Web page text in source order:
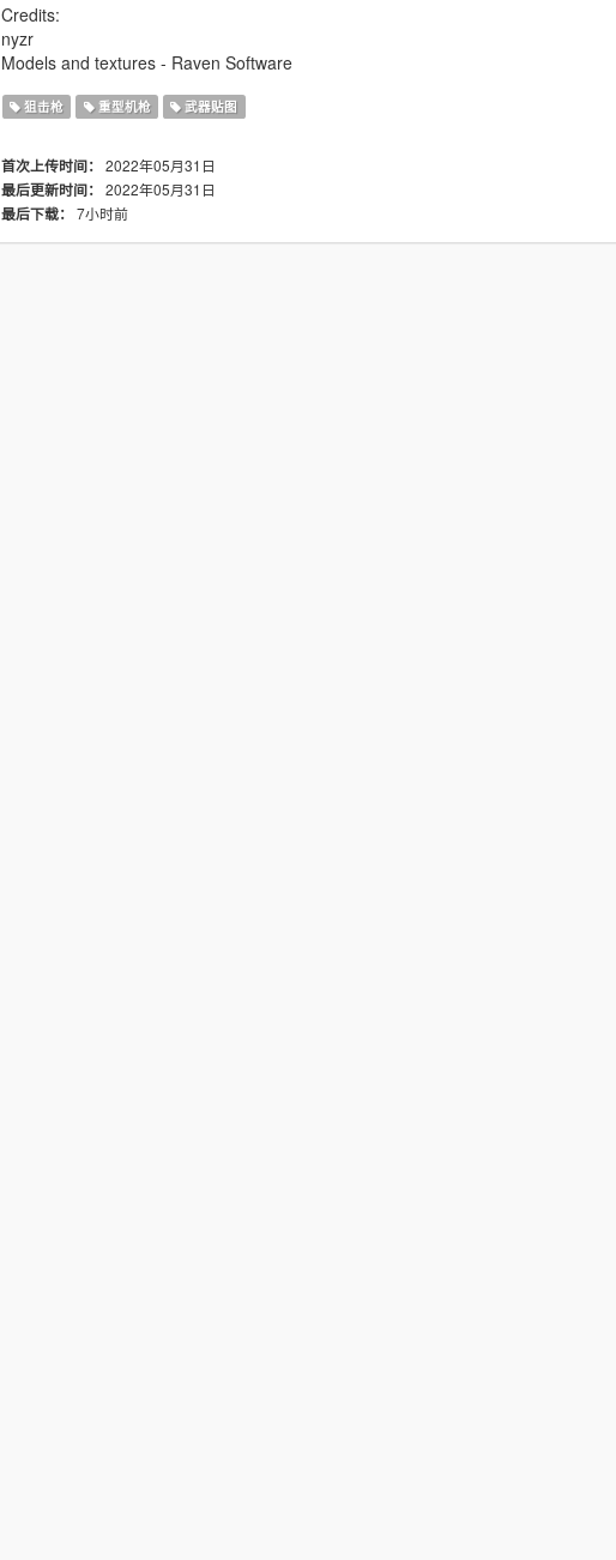
Credits:
nyzr
Models and textures - Raven Software
狙击枪 重型机枪 武器贴图
首次上传时间： 2022年05月31日
最后更新时间： 2022年05月31日
最后下载： 7小时前